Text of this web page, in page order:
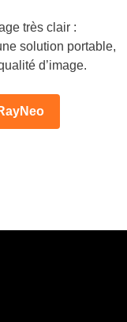
très clair :
solution portable,
d’image.